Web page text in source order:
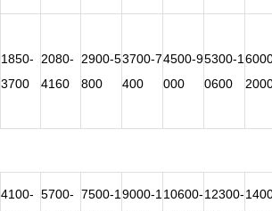
1850-
3700
2080-
4160
2900-5
800
3700-7
400
4500-9
000
5300-1
0600
4100- 5700- 7500-1 9000-1 10600-12300-